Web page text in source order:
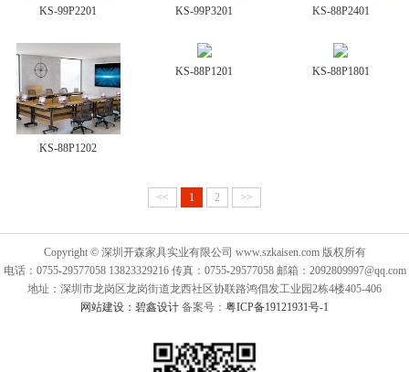
KS-99P2201 KS-99P3201 KS-88P2401
KS-88P1202
KS-88P1201 KS-88P1801
<< 1 2 >>
Copyright © 深圳开森家具实业有限公司 www.szkaisen.com 版权所有
电话：0755-29577058 13823329216 传真：0755-29577058 邮箱：2092809997@qq.com
地址：深圳市龙岗区龙岗街道龙西社区协联路鸿倡发工业园2栋4楼405-406
网站建设：碧鑫设计 备案号： 粤ICP备19121931号-1